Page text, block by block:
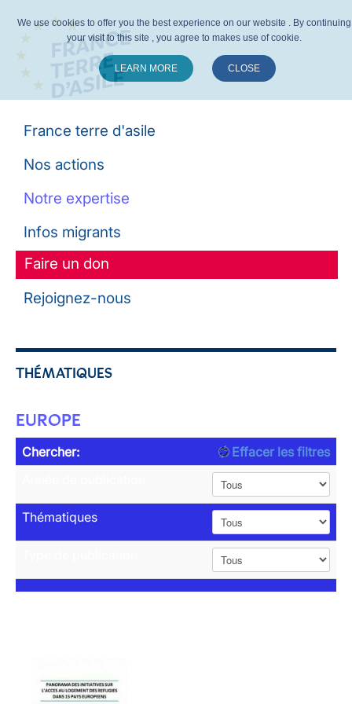
France terre d'asile
Nos actions
Notre expertise
Infos migrants
Faire un don
Rejoignez-nous
THÉMATIQUES
EUROPE
Chercher:
Effacer les filtres
Thématiques
We use cookies to offer you the best experience on our website . By continuing
your visit to this site , you agree to makes use of cookie.
LEARN MORE CLOSE